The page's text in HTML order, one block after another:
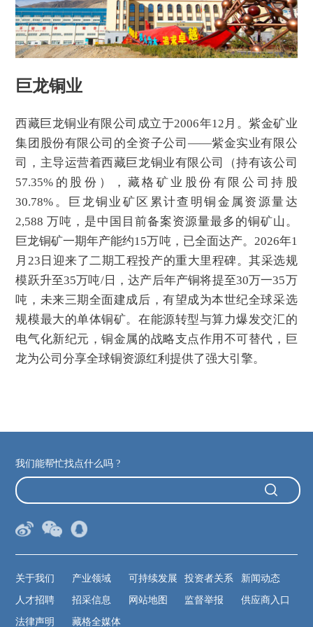
巨龙铜业
西藏巨龙铜业有限公司成立于2006年12月。紫金矿业
集团股份有限公司的全资子公司——紫金实业有限公
司，主导运营着西藏巨龙铜业有限公司（持有该公司
57.35%的股份），藏格矿业股份有限公司持股
30.78%。巨龙铜业矿区累计查明铜金属资源量达
2,588 万吨，是中国目前备案资源量最多的铜矿山。
巨龙铜矿一期年产能约15万吨，已全面达产。2026年1
月23日迎来了二期工程投产的重大里程碑。其采选规
模跃升至35万吨/日，达产后年产铜将提至30万一35万
吨，未来三期全面建成后，有望成为本世纪全球采选
规模最大的单体铜矿。在能源转型与算力爆发交汇的
电气化新纪元，铜金属的战略支点作用不可替代，巨
龙为公司分享全球铜资源红利提供了强大引擎。
我们能帮忙找点什么吗 ?
关于我们 产业领域 可持续发展 投资者关系
新闻动态
人才招聘
招采信息 网站地图 监督举报
供应商入口
法律声明
藏格全媒体